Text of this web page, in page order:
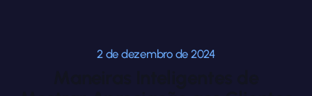
2 de dezembro de 2024